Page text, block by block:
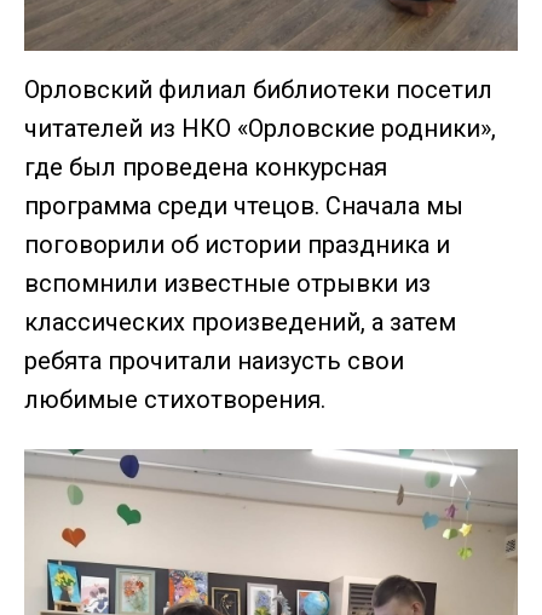
Орловский филиал библиотеки посетил
читателей из НКО «Орловские родники»,
где был проведена конкурсная
программа среди чтецов. Сначала мы
поговорили об истории праздника и
вспомнили известные отрывки из
классических произведений, а затем
ребята прочитали наизусть свои
любимые стихотворения.⁣